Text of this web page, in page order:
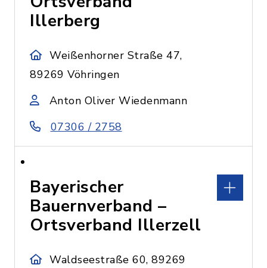
Illerberg
Weißenhorner Straße 47,
89269 Vöhringen
Anton Oliver Wiedenmann
07306 / 2758
Bayerischer
Bauernverband –
Ortsverband Illerzell
Waldseestraße 60, 89269